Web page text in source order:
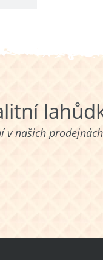
v našich prodejnách